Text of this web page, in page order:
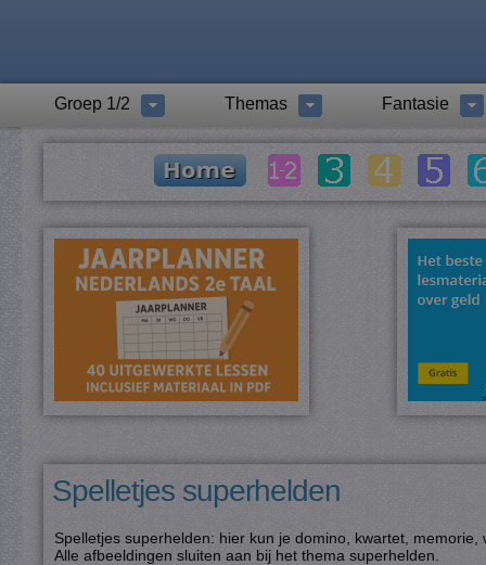
Groep 1/2 Themas Fantasie
Spelletjes superhelden
Spelletjes superhelden: hier kun je domino, kwartet,
Alle afbeeldingen sluiten aan bij het thema superhelden.